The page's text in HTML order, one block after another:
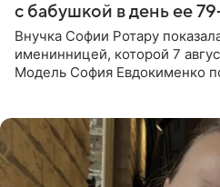
с бабушкой в день ее
Внучка Софии Ротару
именинницей, которой 7
Модель София Евдокименко